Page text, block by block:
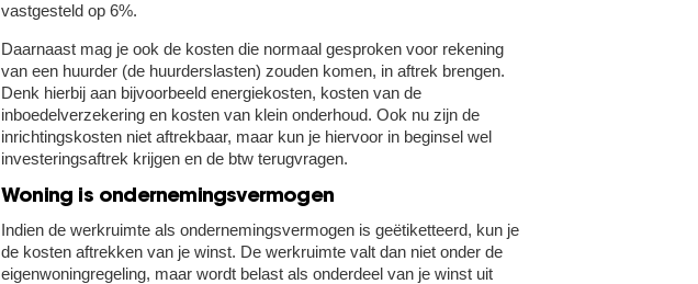
vastgesteld op 6%.
Daarnaast mag je ook de kosten die normaal gesproken voor rekening
van een huurder (de huurderslasten) zouden komen, in aftrek brengen.
Denk hierbij aan bijvoorbeeld energiekosten, kosten van de
inboedelverzekering en kosten van klein onderhoud. Ook nu zijn de
inrichtingskosten niet aftrekbaar, maar kun je hiervoor in beginsel wel
investeringsaftrek krijgen en de btw terugvragen.
Woning is ondernemingsvermogen
Indien de werkruimte als ondernemingsvermogen is geëtiketteerd, kun je
de kosten aftrekken van je winst. De werkruimte valt dan niet onder de
eigenwoningregeling, maar wordt belast als onderdeel van je winst uit